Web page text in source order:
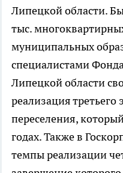
Липецкой области.
тыс.
муниципальных
специалистами
Липецкой области
реализация
переселения,
годах. Также в
темпы реализации